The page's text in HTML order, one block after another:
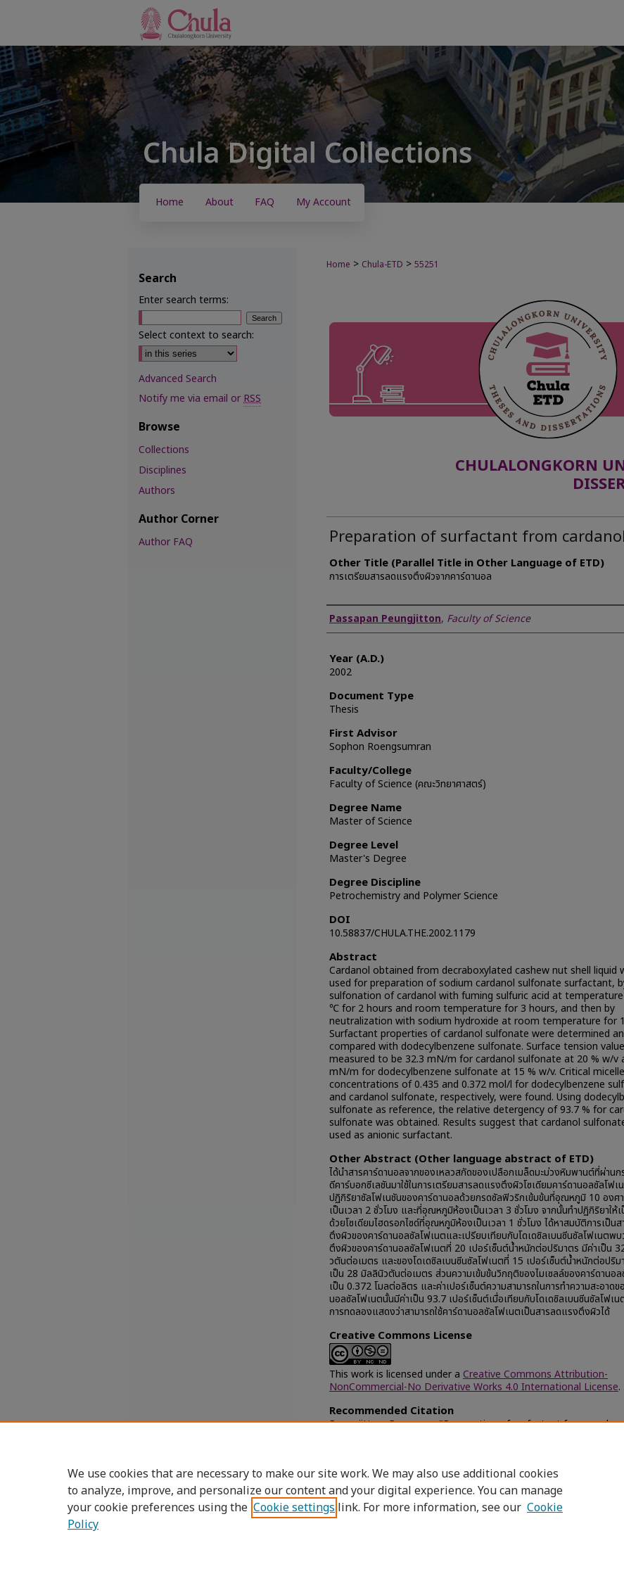
Home About FAQ My Account
Home > Chula-ETD > 55251
CHULALONGKORN
Preparation of surfactant from cardanol
Other Title (Parallel Title in Other Language of ETD)
การเตรียมสารลดแรงตึงผิวจากคาร์ดานอล
Author
Passapan Peungjitton, Faculty of Science
Year (A.D.)
2002
Document Type
Thesis
First Advisor
Sophon Roengsumran
Faculty/College
Faculty of Science (คณะวิทยาศาสตร์)
Degree Name
Master of Science
Degree Level
Master's Degree
Degree Discipline
Petrochemistry and Polymer Science
DOI
10.58837/CHULA.THE.2002.1179
Abstract
Cardanol obtained from decraboxylated cashew nut shell liquid
used for preparation of sodium cardanol sulfonate surfactant,
sulfonation of cardanol with fuming sulfuric acid at
℃ for 2 hours and room temperature for 3 hours, and then by
neutralization with sodium hydroxide at room temperature for
Surfactant properties of cardanol sulfonate were determined
compared with dodecylbenzene sulfonate. Surface tension
measured to be 32.3 mN/m for cardanol sulfonate at 20 % w/v
mN/m for dodecylbenzene sulfonate at 15 % w/v. Critical micelle
concentrations of 0.435 and 0.372 mol/l for dodecylbenzene
and cardanol sulfonate, respectively, were found. Using
sulfonate as reference, the relative detergency of 93.7 % for
sulfonate was obtained. Results suggest that cardanol
used as anionic surfactant.
Other Abstract (Other language abstract of ETD)
ได้นำสารคาร์ดานอลจากของเหลวสกัดของเปลือกเมล็ดมะม่วงหิมพานต์ที่ผ่านก
ดีคาร์บอกซีเลชันมาใช้ในการเตรียมสารลดแรงตึงผิวโซเดียมคาร์ดานอลซัลโฟเ
ปฏิกิริยาซัลโฟเนชันของคาร์ดานอลด้วยกรดซัลฟิวริกเข้มข้นที่อุณหภูมิ 10 องศา
เป็นเวลา 2 ชั่วโมง และที่อุณหภูมิห้องเป็นเวลา 3 ชั่วโมง จากนั้นทำปฏิกิริยาให้
ด้วยโซเดียมไฮดรอกไซด์ที่อุณหภูมิห้องเป็นเวลา 1 ชั่วโมง ได้หาสมบัติการเป็น
ตึงผิวของคาร์ดานอลซัลโฟเนตและเปรียบเทียบกับโดเดซิลเบนซีนซัลโฟเนตพบ
ตึงผิวของคาร์ดานอลซัลโฟเนตที่ 20 เปอร์เซ็นต์น้ำหนักต่อปริมาตร มีค่าเป็น
วตันต่อเมตร และของโดเดซิลเบนซีนซัลโฟเนตที่ 15 เปอร์เซ็นต์น้ำหนักต่อปริม
เป็น 28 มิลลินิวตันต่อเมตร ส่วนความเข้มข้นวิกฤติของไมเซลล์ของคาร์ดานอ
เป็น 0.372 โมลต่อลิตร และค่าเปอร์เซ็นต์ความสามารถในการทำความสะอาดข
นอลซัลโฟเนตนั้นมีค่าเป็น 93.7 เปอร์เซ็นต์เมื่อเทียบกับโดเดซิลเบนซีนซัลโฟเน
การทดลองแสดงว่าสามารถใช้คาร์ดานอลซัลโฟเนตเป็นสารลดแรงตึงผิวได้
Creative Commons License
This work is licensed under a Creative Commons Attribution-
NonCommercial-No Derivative Works 4.0 International License.
Recommended Citation
Peungjitton, Passapan, "Preparation of surfactant from
Search
Enter search terms:
Select context to search:
Advanced Search
Notify me via email orRSS
Browse
Collections
Disciplines
Authors
Author Corner
Author FAQ
We use cookies that are necessary to make our site work. We may also use additional cookies
to analyze, improve, and personalize our content and your digital experience. You can manage
your cookie preferences using the Cookie settings link. For more information, see our Cookie
Policy